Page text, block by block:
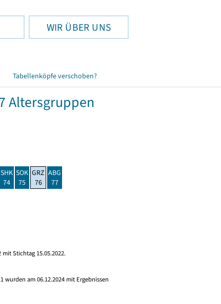
WIR ÜBER UNS
Tabellenköpfe verschoben?
Altersgruppen
SHK
74
SOK
75
GRZ
76
ABG
77
Stichtag 15.05.2022.
wurden am 06.12.2024 mit Ergebnissen